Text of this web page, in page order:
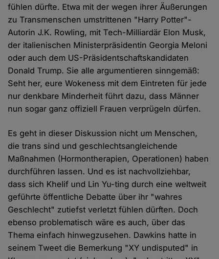
fühlen dürfte. Etwa mit der wegen ihrer Äußerungen
zu Transmenschen umstrittenen "Harry Potter"-
Autorin J.K. Rowling, mit Tech-Milliardär Elon Musk,
der italienischen Ministerpräsidentin Georgia Meloni
oder auch dem US-Präsidentschaftskandidaten
Donald Trump. Sie alle argumentieren sinngemäß:
Seht her, eure Wokeness mit dem Eintreten für jede
nur denkbare Minderheit führt dazu, dass Männer
nun sogar ganz offiziell Frauen verprügeln dürfen.
Es geht in dieser Diskussion nicht um Menschen,
die trans sind und geschlechtsangleichende
Maßnahmen (Hormontherapien, Operationen) haben
durchführen lassen. Und es ist nachvollziehbar,
dass sich Khelif und Lin Yu-ting durch eine weltweit
geführte öffentliche Debatte über ihr "wahres
Geschlecht" zutiefst verletzt fühlen dürften. Doch
ebenso problematisch wäre es auch, über das
Thema einfach hinwegzusehen. Dawkins hatte in
seinem Tweet die Bemerkung "XY undisputed" in